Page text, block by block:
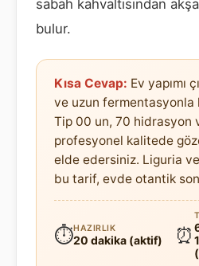
sabah kahvaltısından
bulur.
Kısa Cevap: Ev yapımı
ve uzun fermentasyonla
Tip 00 un, 70 hidrasyon
profesyonel kalitede
elde edersiniz. Liguria
bu tarif, evde otantik
⏱HAZIRLIK
20 dakika (aktif) ⏰